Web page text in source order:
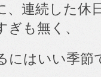
、連続した休
も無く、
にはいい季節